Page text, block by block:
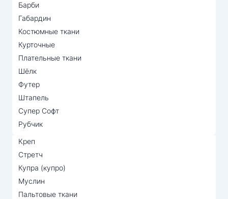
Барби
Габардин
Костюмные ткани
Курточные
Плательные ткани
Шёлк
Футер
Штапель
Супер Софт
Рубчик
Креп
Стретч
Купра (купро)
Муслин
Пальтовые ткани